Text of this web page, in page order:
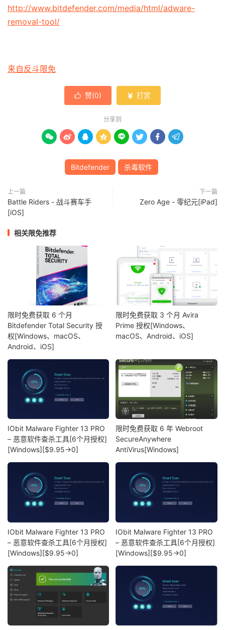
http://www.bitdefender.com/media/html/adware-
removal-tool/
来自反斗限免
 赞(0)  打赏
分享到
       
Bitdefender 杀毒软件
上一篇
Battle Riders - 战斗赛车手
[iOS]
下一篇
Zero Age - 零纪元[iPad]
相关限免推荐
限时免费获取 6 个月
Bitdefender Total Security 授
权[Windows、macOS、
Android、iOS]
限时免费获取 3 个月 Avira
Prime 授权[Windows、
macOS、Android、iOS]
IObit Malware Fighter 13 PRO
– 恶意软件查杀工具[6个月授权]
[Windows][$9.95→0]
限时免费获取 6 年 Webroot
SecureAnywhere
AntiVirus[Windows]
IObit Malware Fighter 13 PRO
– 恶意软件查杀工具[6个月授权]
[Windows][$9.95→0]
IObit Malware Fighter 13 PRO
– 恶意软件查杀工具[6个月授权]
[Windows][$9.95→0]